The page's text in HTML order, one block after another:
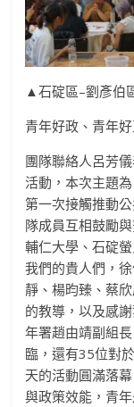
▲石碇區–劉彥伯
青年好政、青年好
團隊聯絡人呂芳
活動，本次主題
第一次接觸推動
隊成員互相鼓勵
輔仁大學、石碇
我們的貴人們，
靜、楊昀臻、蔡
的教導，以及感
年署趙由靖副組
臨，還有35位對
天的活動圓滿落
與政策效能，青